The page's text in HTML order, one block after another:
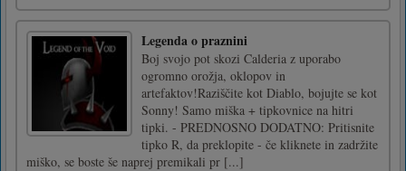
Legenda o praznini
Boj svojo pot skozi Calderia z uporabo
ogromno orožja, oklopov in
artefaktov!Raziščite kot Diablo, bojujte se kot
Sonny! Samo miška + tipkovnice na hitri
tipki. - PREDNOSNO DODATNO: Pritisnite
tipko R, da preklopite - če kliknete in zadržite
miško, se boste še naprej premikali pr [...]